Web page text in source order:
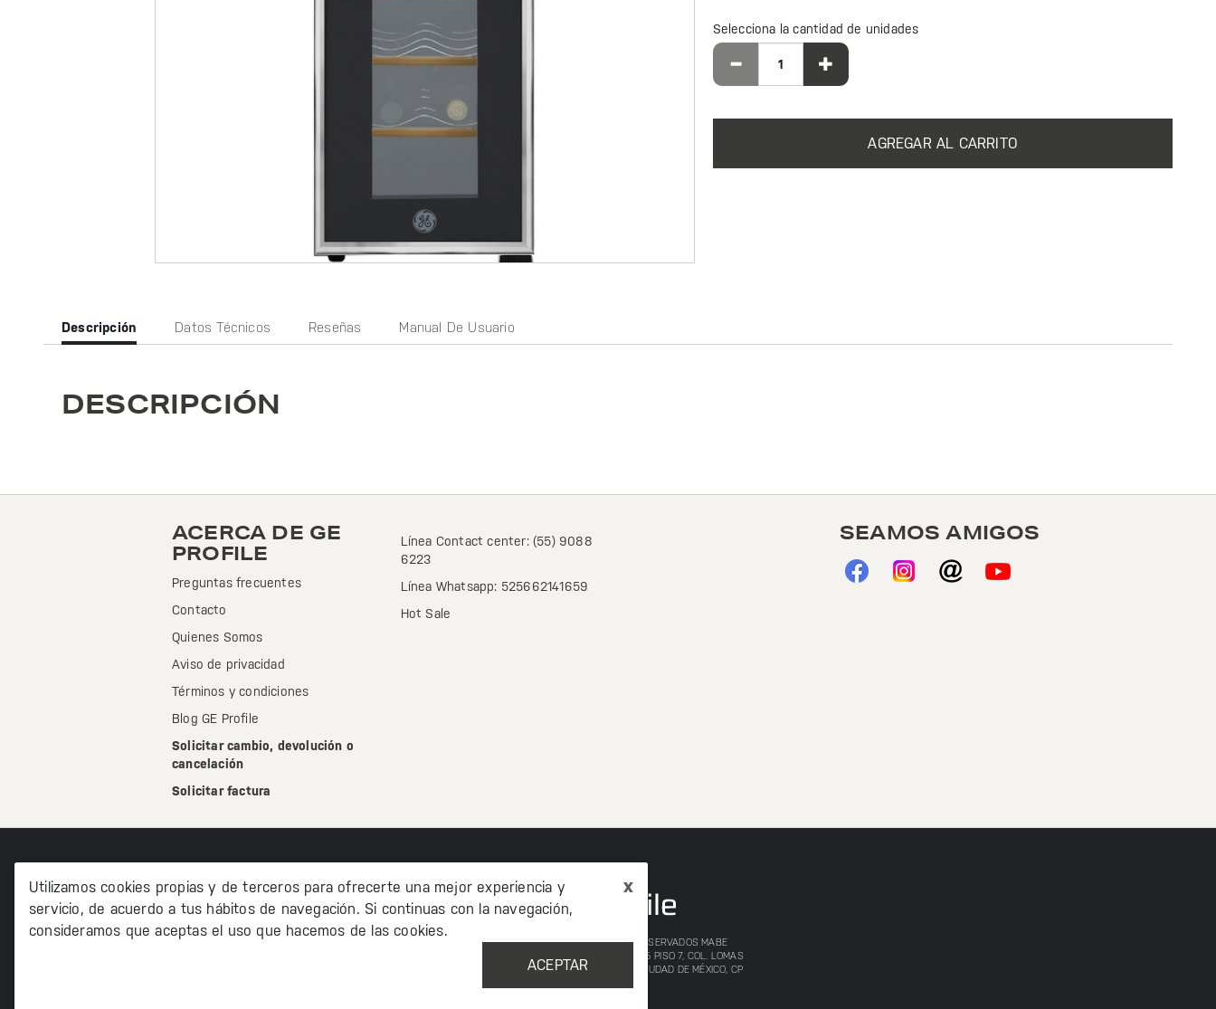
x
Utilizamos cookies propias y de terceros para ofrecerte una mejor experiencia y
servicio, de acuerdo a tus hábitos de navegación. Si continuas con la navegación,
consideramos que aceptas el uso que hacemos de las cookies.
ACEPTAR
AGREGAR AL CARRITO
Selecciona la cantidad de unidades
Current
Tab:
Descripción Datos Técnicos Reseñas Manual De Usuario
DESCRIPCIÓN
ACERCA DE GE
PROFILE
Preguntas frecuentes
Contacto
Quienes Somos
Aviso de privacidad
Términos y condiciones
Blog GE Profile
Solicitar cambio, devolución o
cancelación
Solicitar factura
Línea Contact center: (55) 9088
6223
Línea Whatsapp: 525662141659
Hot Sale
SEAMOS AMIGOS
©2020 TODOS LOS DERECHOS RESERVADOS MABE
MÉXICO AV. PASEO DE LAS PALMAS 215 PISO 7, COL. LOMAS
DE CHAPULTEPEC, MIGUEL HIDALCO, CIUDAD DE MÉXICO, CP